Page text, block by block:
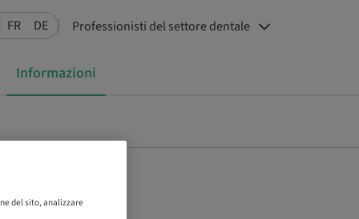
FR DE Professionisti del settore dentale
Informazioni
del sito, analizzare